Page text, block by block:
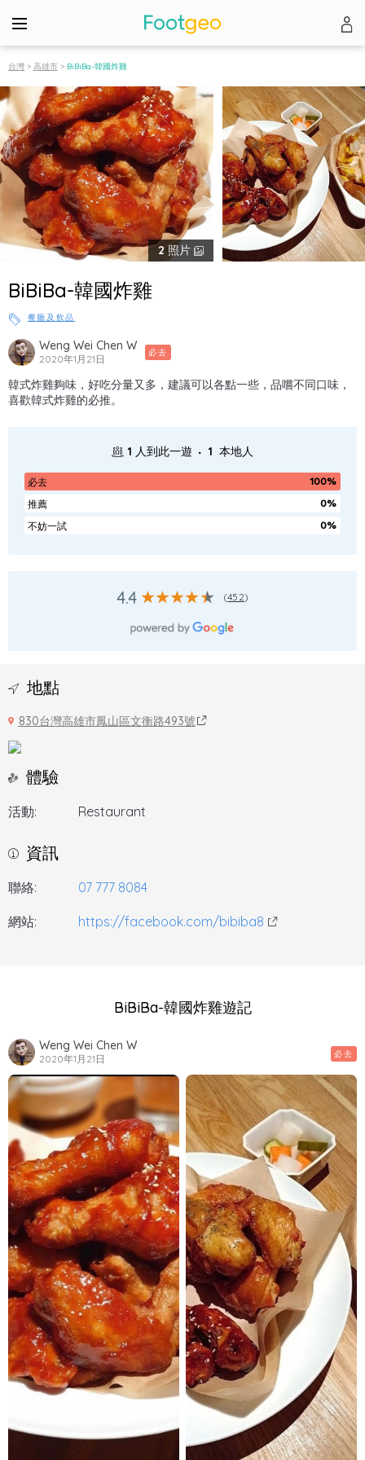
台灣 > 高雄市 > BiBiBa-韓國炸雞
2 照片
BiBiBa-韓國炸雞
餐廳及飲品
Weng Wei Chen W
2020年1月21日
必去
韓式炸雞夠味，好吃分量又多，建議可以各點一些，品嚐不同口味，
喜歡韓式炸雞的必推。
1 人到此一遊 . 1 本地人
必去
100%
推薦
0%
不妨一試
0%
4.4 (452)
地點
830台灣高雄市鳳山區文衡路493號
體驗
活動: Restaurant
資訊
聯絡: 07 777 8084
網站: https://facebook.com/bibiba8
BiBiBa-韓國炸雞遊記
Weng Wei Chen W
2020年1月21日 必去